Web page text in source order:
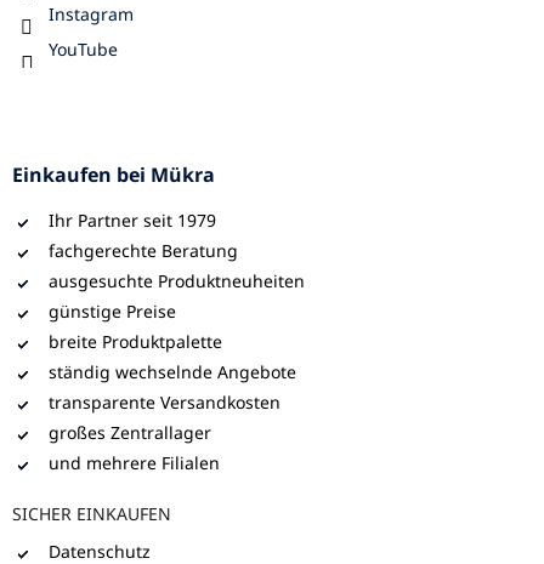
Instagram
YouTube
Einkaufen bei Mükra
Ihr Partner seit 1979
fachgerechte Beratung
ausgesuchte Produktneuheiten
günstige Preise
breite Produktpalette
ständig wechselnde Angebote
transparente Versandkosten
großes Zentrallager
und mehrere Filialen
SICHER EINKAUFEN
Datenschutz